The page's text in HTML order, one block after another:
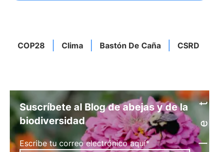
COP28 Clima Bastón De Caña CSRD
Suscríbete al Blog de abejas y de la
biodiversidad
Escribe tu correo electrónico aquí*